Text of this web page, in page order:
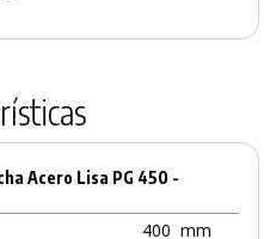
Acero Lisa PG 450 -
400 mm